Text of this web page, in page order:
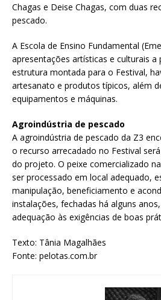
Chagas e Deise Chagas, com duas
pescado.
A Escola de Ensino Fundamental
apresentações artísticas e culturais a
estrutura montada para o Festival,
artesanato e produtos típicos, além
equipamentos e máquinas.
Agroindústria de pescado
A agroindústria de pescado da Z3
o recurso arrecadado no Festival
do projeto. O peixe comercializado
ser processado em local adequado,
manipulação, beneficiamento e
instalações, fechadas há alguns
adequação às exigências de boas
Texto: Tânia Magalhães
Fonte: pelotas.com.br